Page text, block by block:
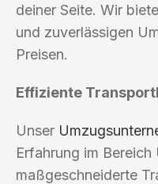
deiner Seite. Wir
und zuverlässigen
Preisen.
Effiziente
Unser
Erfahrung im
maßgeschneiderte